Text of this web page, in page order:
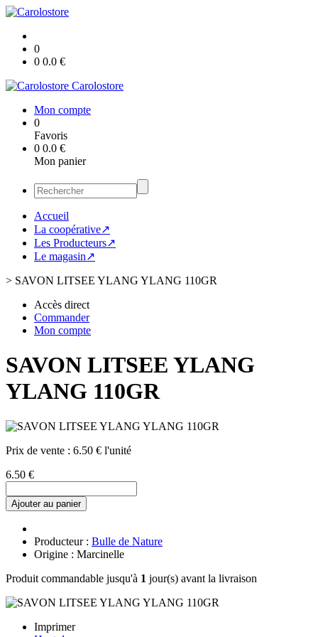
0
0 0.0 €
Carolostore
Mon compte
0
Favoris
0 0.0 €
Mon panier
Accueil
La coopérative↗
Les Producteurs↗
Le magasin↗
> SAVON LITSEE YLANG YLANG 110GR
Accès direct
Commander
Mon compte
SAVON LITSEE YLANG
YLANG 110GR
Prix de vente : 6.50 € l'unité
6.50 €
Ajouter au panier
Producteur : Bulle de Nature
Origine : Marcinelle
Produit commandable jusqu'à 1 jour(s) avant la livraison
Imprimer